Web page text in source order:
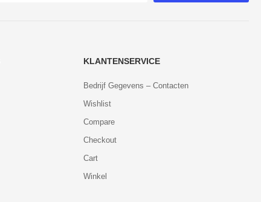
KLANTENSERVICE
Bedrijf Gegevens – Contacten
Wishlist
Compare
Checkout
Cart
Winkel